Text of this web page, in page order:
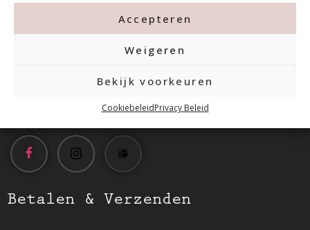
Accepteren
Weigeren
Bekijk voorkeuren
CookiebeleidPrivacy Beleid
Tanthofdreef 7 2623 EW Delft
Betalen & Verzenden